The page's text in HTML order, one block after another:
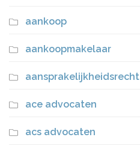
aankoop
aankoopmakelaar
aansprakelijkheidsrecht
ace advocaten
acs advocaten